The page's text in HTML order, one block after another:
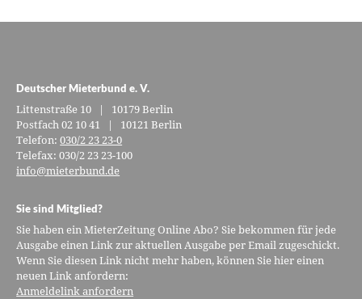
Deutscher Mieterbund e. V.
Littenstraße 10 | 10179 Berlin
Postfach 02 10 41 | 10121 Berlin
Telefon:030/2 23 23-0
Telefax: 030/2 23 23-100
info@mieterbund.de
Sie sind Mitglied?
Sie haben ein MieterZeitung Online Abo? Sie bekommen für jede
Ausgabe einen Link zur aktuellen Ausgabe per Email zugeschickt.
Wenn Sie diesen Link nicht mehr haben, können Sie hier einen
neuen Link anfordern:
Anmeldelink anfordern